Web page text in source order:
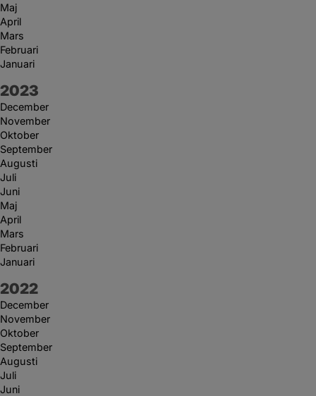
Maj
April
Mars
Februari
Januari
År:
2023
December
November
Oktober
September
Augusti
Juli
Juni
Maj
April
Mars
Februari
Januari
År:
2022
December
November
Oktober
September
Augusti
Juli
Juni